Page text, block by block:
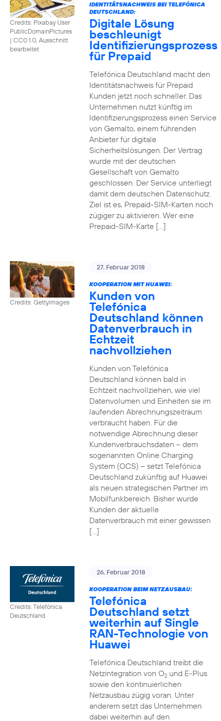
Credits: Pixabay User
PublicDomainPictures
| CC0 1.0, Ausschnitt
bearbeitet
IDENTITÄTSNACHWEIS BEI TELEFÓNICA
DEUTSCHLAND:
Digitale Lösung
beschleunigt
Identifizierungsprozess
für Prepaid
Telefónica Deutschland macht den
Identitätsnachweis für Prepaid
Kunden jetzt noch schneller. Das
Unternehmen nutzt künftig im
Identifizierungsprozess einen Service
von Gemalto, einem führenden
Anbieter für digitale
Sicherheitslösungen. Der Vertrag
wurde mit der deutschen
Gesellschaft von Gemalto
geschlossen. Der Service unterliegt
damit dem deutschen Datenschutz.
Ziel ist es, Prepaid-SIM-Karten noch
zügiger zu aktivieren. Wer eine
Prepaid-SIM-Karte […]
Credits: Gettyimages
27. Februar 2018
KOOPERATION MIT HUAWEI:
Kunden von
Telefónica
Deutschland können
Datenverbrauch in
Echtzeit
nachvollziehen
Kunden von Telefónica
Deutschland können bald in
Echtzeit nachvollziehen, wie viel
Datenvolumen und Einheiten sie im
laufenden Abrechnungszeitraum
verbraucht haben. Für die
notwendige Abrechnung dieser
Kundenverbrauchsdaten – dem
sogenannten Online Charging
System (OCS) – setzt Telefónica
Deutschland zukünftig auf Huawei
als neuen strategischen Partner im
Mobilfunkbereich. Bisher wurde
Kunden der aktuelle
Datenverbrauch mit einer gewissen
[…]
Credits: Telefónica
Deutschland
26. Februar 2018
KOOPERATION BEIM NETZAUSBAU:
Telefónica
Deutschland setzt
weiterhin auf Single
RAN-Technologie von
Huawei
Telefónica Deutschland treibt die
Netzintegration von O2und E-Plus
sowie den kontinuierlichen
Netzausbau zügig voran. Unter
anderem setzt das Unternehmen
dabei weiterhin auf den